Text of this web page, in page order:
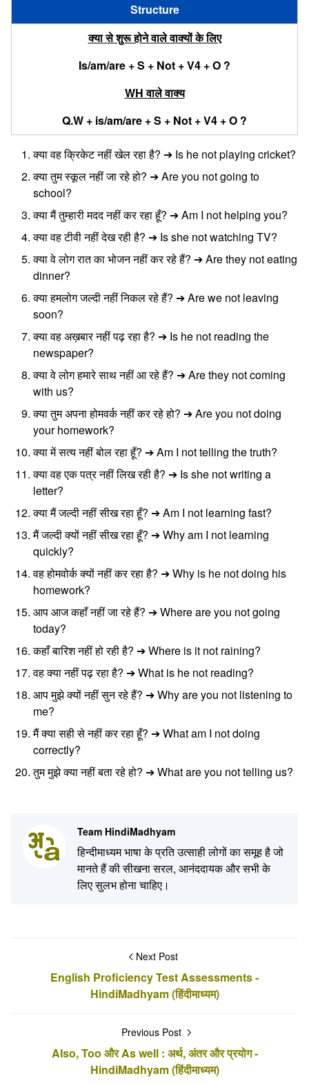
Structure
क्या से शुरू होने वाले वाक्यों के लिए
Is/am/are + S + Not + V4 + O ?
WH वाले वाक्य
Q.W + is/am/are + S + Not + V4 + O ?
क्या वह क्रिकेट नहीं खेल रहा है? ➔ Is he not playing cricket?
क्या तुम स्कूल नहीं जा रहे हो? ➔ Are you not going to
school?
क्या मैं तुम्हारी मदद नहीं कर रहा हूँ? ➔ Am I not helping you?
क्या वह टीवी नहीं देख रही है? ➔ Is she not watching TV?
क्या वे लोग रात का भोजन नहीं कर रहे हैं? ➔ Are they not eating
dinner?
क्या हमलोग जल्दी नहीं निकल रहे हैं? ➔ Are we not leaving
soon?
क्या वह अख़बार नहीं पढ़ रहा है? ➔ Is he not reading the
newspaper?
क्या वे लोग हमारे साथ नहीं आ रहे हैं? ➔ Are they not coming
with us?
क्या तुम अपना होमवर्क नहीं कर रहे हो? ➔ Are you not doing
your homework?
क्या में सत्य नहीं बोल रहा हूँ? ➔ Am I not telling the truth?
क्या वह एक पत्र नहीं लिख रही है? ➔ Is she not writing a
letter?
क्या मैं जल्दी नहीं सीख रहा हूँ? ➔ Am I not learning fast?
मैं जल्दी क्यों नहीं सीख रहा हूँ? ➔ Why am I not learning
quickly?
वह होमवोर्क क्यों नहीं कर रहा है? ➔ Why is he not doing his
homework?
आप आज कहाँ नहीं जा रहे हैं? ➔ Where are you not going
today?
कहाँ बारिश नहीं हो रही है? ➔ Where is it not raining?
वह क्या नहीं पढ़ रहा है? ➔ What is he not reading?
आप मुझे क्यों नहीं सुन रहे हैं? ➔ Why are you not listening to
me?
मैं क्या सही से नहीं कर रहा हूँ? ➔ What am I not doing
correctly?
तुम मुझे क्या नहीं बता रहे हो? ➔ What are you not telling us?
Team HindiMadhyam
हिन्दीमाध्यम भाषा के प्रति उत्साही लोगों का समूह है जो
मानते हैं की सीखना सरल, आनंददायक और सभी के
लिए सुलभ होना चाहिए।
Next Post
English Proficiency Test Assessments -
HindiMadhyam (हिंदीमाध्यम)
Previous Post
Also, Too और As well : अर्थ, अंतर और प्रयोग -
HindiMadhyam (हिंदीमाध्यम)